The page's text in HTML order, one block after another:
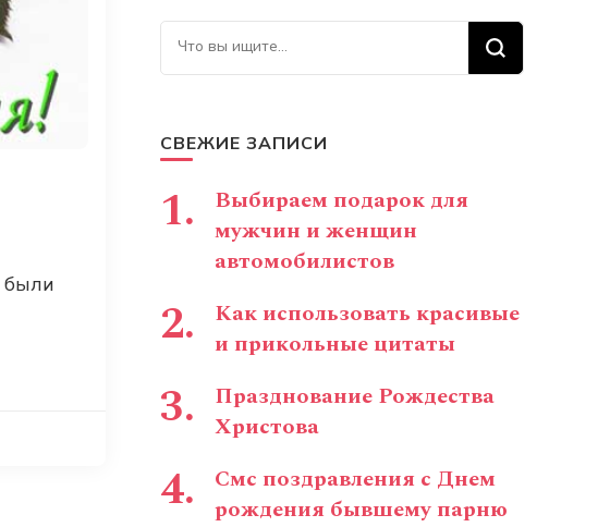
были
Ищите что-то?
СВЕЖИЕ ЗАПИСИ
Выбираем подарок для
мужчин и женщин
автомобилистов
Как использовать красивые
и прикольные цитаты
Празднование Рождества
Христова
Смс поздравления с Днем
рождения бывшему парню